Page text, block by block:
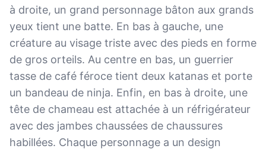
à droite, un grand personnage bâton aux grands
yeux tient une batte. En bas à gauche, une
créature au visage triste avec des pieds en forme
de gros orteils. Au centre en bas, un guerrier
tasse de café féroce tient deux katanas et porte
un bandeau de ninja. Enfin, en bas à droite, une
tête de chameau est attachée à un réfrigérateur
avec des jambes chaussées de chaussures
habillées. Chaque personnage a un design